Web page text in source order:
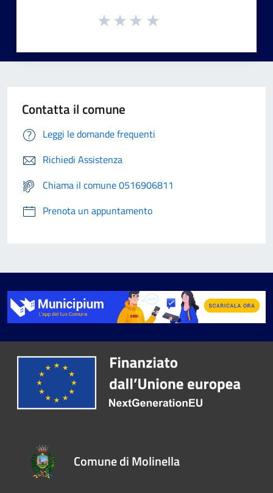
Contatta il comune
Leggi le domande frequenti
Richiedi Assistenza
Chiama il comune 0516906811
Prenota un appuntamento
Comune di Molinella